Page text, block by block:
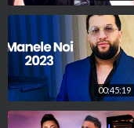
00:45:19